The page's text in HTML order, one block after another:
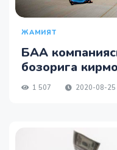
ЖАМИЯТ
БАА
бозорига
1 507 2020-08-25